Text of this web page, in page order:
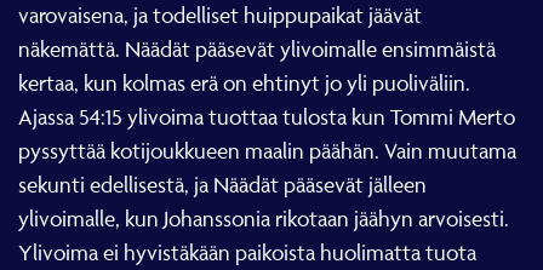
varovaisena, ja todelliset huippupaikat jäävät
näkemättä. Näädät pääsevät ylivoimalle ensimmäistä
kertaa, kun kolmas erä on ehtinyt jo yli puoliväliin.
Ajassa 54:15 ylivoima tuottaa tulosta kun Tommi Merto
pyssyttää kotijoukkueen maalin päähän. Vain muutama
sekunti edellisestä, ja Näädät pääsevät jälleen
ylivoimalle, kun Johanssonia rikotaan jäähyn arvoisesti.
Ylivoima ei hyvistäkään paikoista huolimatta tuota